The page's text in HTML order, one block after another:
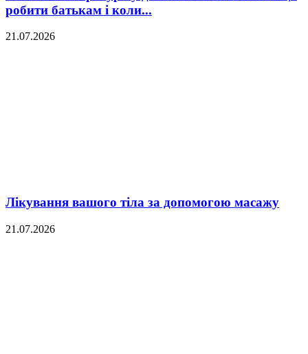
робити батькам і коли...
21.07.2026
Лікування вашого тіла за допомогою масажу
21.07.2026